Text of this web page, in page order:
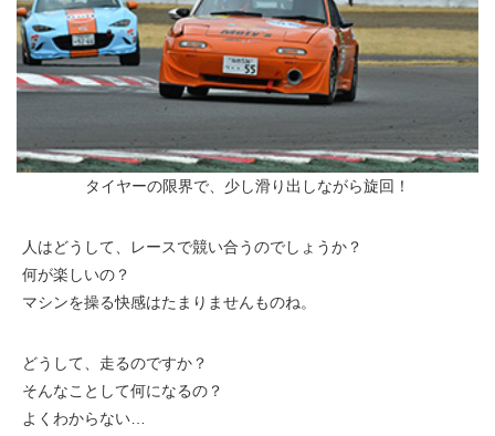
タイヤーの限界で、少し滑り出しながら旋回！
人はどうして、レースで競い合うのでしょうか？
何が楽しいの？
マシンを操る快感はたまりませんものね。
どうして、走るのですか？
そんなことして何になるの？
よくわからない…